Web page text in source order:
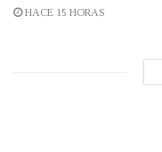
HACE 15 HORAS